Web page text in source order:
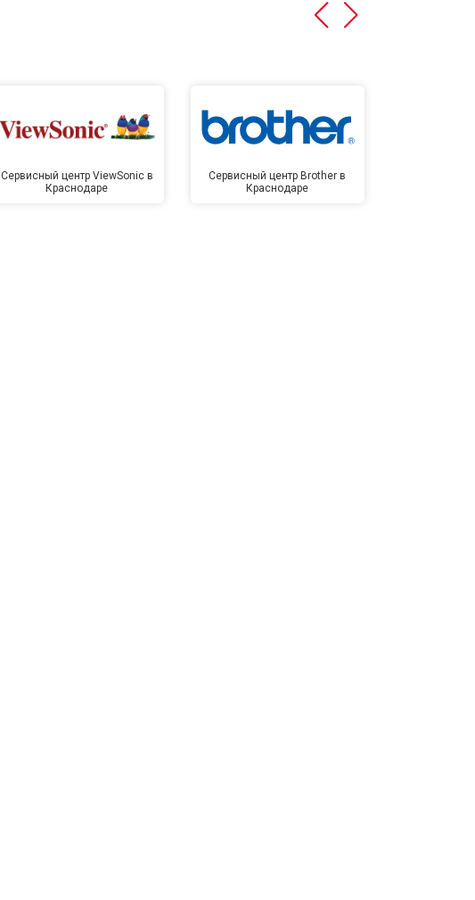
Сервисный центр ViewSonic в
Краснодаре
Сервисный центр Brother в
Краснодаре